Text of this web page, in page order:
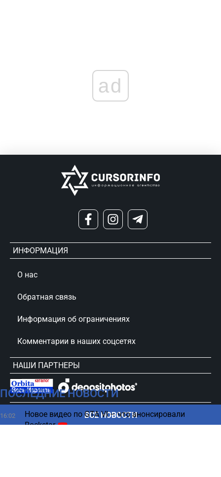
ПОСЛЕДНИЕ НОВОСТИ
16:02
Новое видео по GTA VI – что анонсировали
Rockstar
ВСЕ НОВОСТИ
ad
ИНФОРМАЦИЯ
О нас
Обратная связь
Информация об ограничениях
Комментарии в наших соцсетях
НАШИ ПАРТНЕРЫ
сursorinfo.co.il © Все права защищены